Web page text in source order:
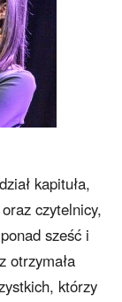
kapituła,
czytelnicy,
sześć i
otrzymała
którzy